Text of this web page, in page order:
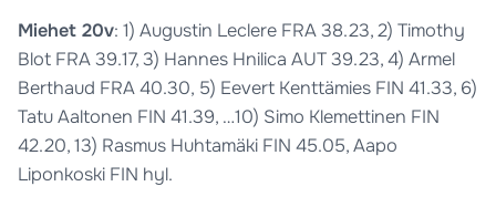
Miehet 20v: 1) Augustin Leclere FRA 38.23, 2) Timothy
Blot FRA 39.17, 3) Hannes Hnilica AUT 39.23, 4) Armel
Berthaud FRA 40.30, 5) Eevert Kenttämies FIN 41.33, 6)
Tatu Aaltonen FIN 41.39, …10) Simo Klemettinen FIN
42.20, 13) Rasmus Huhtamäki FIN 45.05, Aapo
Liponkoski FIN hyl.